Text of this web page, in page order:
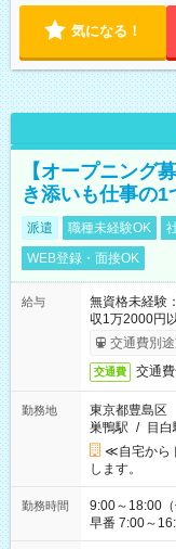
気になる！
【オープニング
き添いも仕事の1
派遣 職種未経験OK
WEB登録・面接OK
給与
無資格未経
収1万2000円
交通費別
交通費 交通
勤務地
東京都豊島区
巣鴨駅 / 目白
≪自宅から
します。
勤務時間
9:00～18:00（休憩60分） ■ご希望
早番 7:00～
と休みを合わ